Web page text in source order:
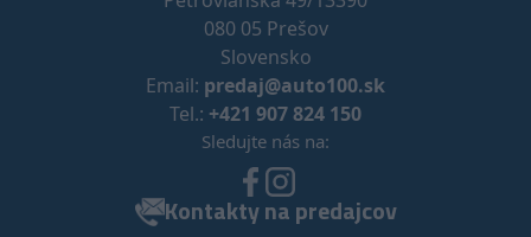
080 05 Prešov
Slovensko
Email: predaj@auto100.sk
Tel.: +421 907 824 150
Sledujte nás na:
Kontakty na predajcov